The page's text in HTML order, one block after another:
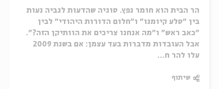
הר הבית הוא חומר נפץ. סוגיה שהדעות לגביה נעות
בין "סלע קיומנו" ו"חלום הדורות היהודי" לבין
"כאב ראש" ו"מה אנחנו צריכים את הוותיקן הזה?".
אבל העובדות מדברות בעד עצמן: אם בשנת 2009
עלו להר ח...
שיתוף